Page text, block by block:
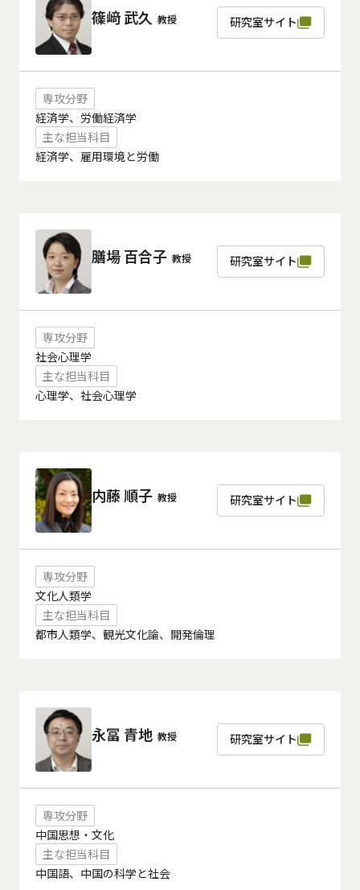
篠﨑 武久 教授 研究室サイト
専攻分野
経済学、労働経済学
主な担当科目
経済学、雇用環境と労働
膳場 百合子 教授 研究室サイト
専攻分野
社会心理学
主な担当科目
心理学、社会心理学
内藤 順子 教授 研究室サイト
専攻分野
文化人類学
主な担当科目
都市人類学、観光文化論、開発倫理
永冨 青地 教授 研究室サイト
専攻分野
中国思想・文化
主な担当科目
中国語、中国の科学と社会